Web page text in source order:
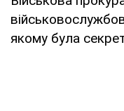
якому була